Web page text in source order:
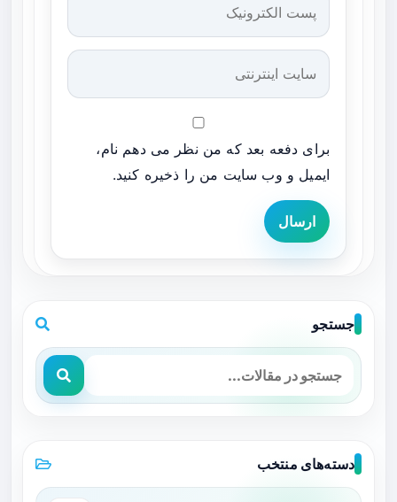
برای دفعه بعد که من نظر می دهم نام،
ایمیل و وب سایت من را ذخیره کنید.
ارسال
جستجو
دسته‌های منتخب